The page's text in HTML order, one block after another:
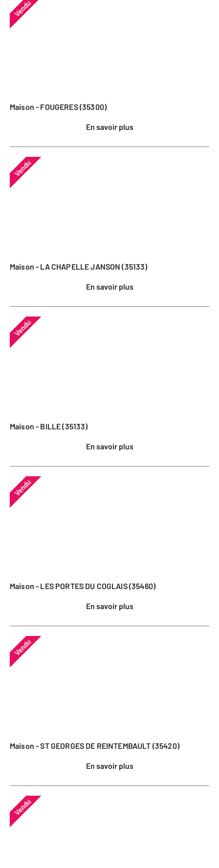
Vendu
Maison - FOUGERES (35300)
En savoir plus
Vendu
Maison - LA CHAPELLE JANSON (35133)
En savoir plus
Vendu
Maison - BILLE (35133)
En savoir plus
Vendu
Maison - LES PORTES DU COGLAIS (35460)
En savoir plus
Vendu
Maison - ST GEORGES DE REINTEMBAULT (35420)
En savoir plus
Vendu